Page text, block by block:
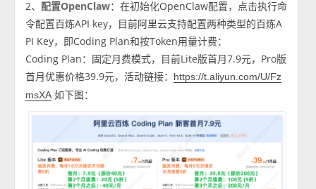
2、配置OpenClaw：在初始化OpenClaw配置，点击执行命
令配置百炼API key，目前阿里云支持配置两种类型的百炼A
PI Key，即Coding Plan和按Token用量计费：
Coding Plan：固定月费模式，目前Lite版首月7.9元，Pro版
首月优惠价格39.9元，活动链接：
https://t.aliyun.com/U/Fz
msXA如下图：